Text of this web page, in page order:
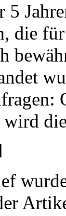
5
die
wird